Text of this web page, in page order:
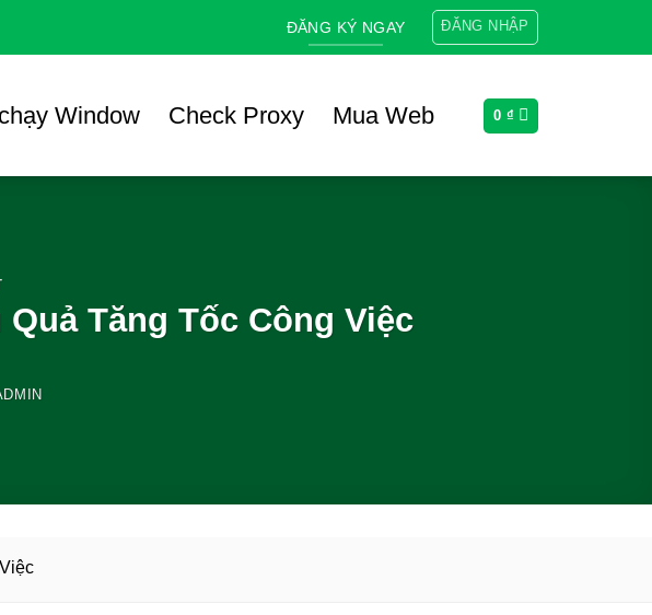
ĐĂNG KÝ NGAY ĐĂNG NHẬP
Window Check Proxy Mua Web 0 ₫
Tăng Tốc Công Việc